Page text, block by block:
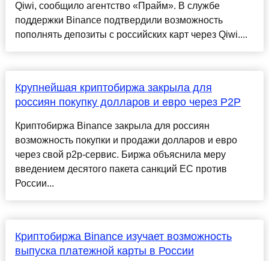
Qiwi, сообщило агентство «Прайм». В службе
поддержки Binance подтвердили возможность
пополнять депозиты с российских карт через Qiwi....
Крупнейшая криптобиржа закрыла для
россиян покупку долларов и евро через P2P
Криптобиржа Binance закрыла для россиян
возможность покупки и продажи долларов и евро
через свой p2p-сервис. Биржа объяснила меру
введением десятого пакета санкций ЕС против
России...
Криптобиржа Binance изучает возможность
выпуска платежной карты в России